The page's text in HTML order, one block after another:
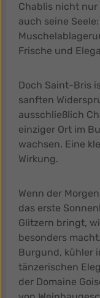
Chablis nicht
auch seine
Frische und
Doch Saint-Bris
sanften
ausschließlich
einziger Ort im
wachsen. Eine
Wirkung.
Wenn der
das erste
Glitzern bringt,
besonders
Burgund, kühler
tänzerischen
der Domaine